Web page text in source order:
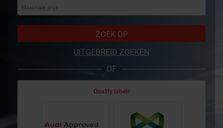
ZOEK OP
UITGEBREID ZOEKEN
OF
Quality labels